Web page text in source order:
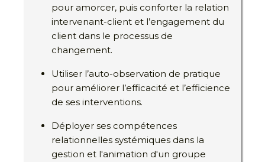
pour amorcer, puis conforter la relation
intervenant-client et l’engagement du
client dans le processus de
changement.
Utiliser l’auto-observation de pratique
pour améliorer l’efficacité et l’efficience
de ses interventions.
Déployer ses compétences
relationnelles systémiques dans la
gestion et l'animation d'un groupe